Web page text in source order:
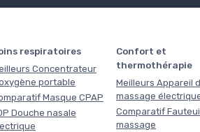
respiratoires
Concentrateur
portable
Masque CPAP
Douche nasale
Confort et
thermothérapie
Meilleurs Appareil
massage
Comparatif
massage